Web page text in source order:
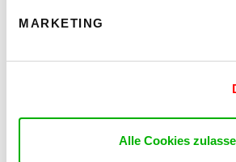
MARKETING
Alle Cookies